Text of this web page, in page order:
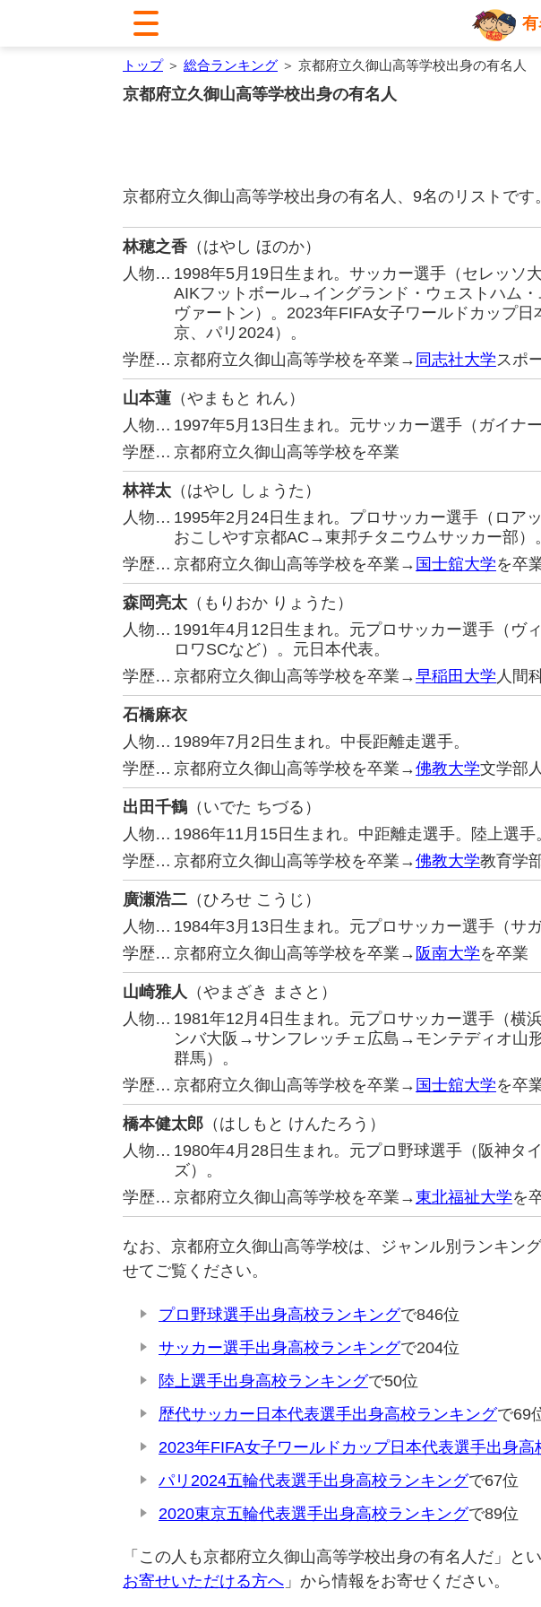
トップ＞ 総合ランキング ＞ 京都府立久御山高等学校出身の有名人
京都府立久御山高等学校出身の有名人
京都府立久御山高等学校出身の有名人、9名のリストです
林穂之香 （はやし ほのか）
人物… 1998年5月19日生まれ。サッカー選手（セレッソ
AIKフットボール→イングランド・ウェストハム
ヴァートン）。2023年FIFA女子ワールドカップ
京、パリ2024）。
学歴… 京都府立久御山高等学校を卒業→ 同志社大学スポ
山本蓮 （やまもと れん）
人物… 1997年5月13日生まれ。元サッカー選手（ガイナー
学歴… 京都府立久御山高等学校を卒業
林祥太 （はやし しょうた）
人物… 1995年2月24日生まれ。プロサッカー選手（ロ
おこしやす京都AC→東邦チタニウムサッカー部）。
学歴… 京都府立久御山高等学校を卒業→ 国士舘大学を卒
森岡亮太 （もりおか りょうた）
人物… 1991年4月12日生まれ。元プロサッカー選手（ヴ
ロワSCなど）。元日本代表。
学歴… 京都府立久御山高等学校を卒業→早稲田大学 人間
石橋麻衣
人物… 1989年7月2日生まれ。中長距離走選手。
学歴… 京都府立久御山高等学校を卒業→佛教大学文学部
出田千鶴 （いでた ちづる）
人物… 1986年11月15日生まれ。中距離走選手。陸上選手
学歴… 京都府立久御山高等学校を卒業→佛教大学教育学
廣瀬浩二 （ひろせ こうじ）
人物… 1984年3月13日生まれ。元プロサッカー選手（サ
学歴… 京都府立久御山高等学校を卒業→ 阪南大学を卒業
山崎雅人 （やまざき まさと）
人物… 1981年12月4日生まれ。元プロサッカー選手（
ンバ大阪→サンフレッチェ広島→モンテディオ山
群馬）。
学歴… 京都府立久御山高等学校を卒業→ 国士舘大学を卒
橋本健太郎 （はしもと けんたろう）
人物… 1980年4月28日生まれ。元プロ野球選手（阪神タ
ズ）。
学歴… 京都府立久御山高等学校を卒業→東北福祉大学を
なお、京都府立久御山高等学校は、ジャンル別ランキン
せてご覧ください。
プロ野球選手出身高校ランキングで846位
サッカー選手出身高校ランキングで204位
陸上選手出身高校ランキングで50位
歴代サッカー日本代表選手出身高校ランキングで69
2023年FIFA女子ワールドカップ日本代表選手出身高
パリ2024五輪代表選手出身高校ランキングで67位
2020東京五輪代表選手出身高校ランキングで89位
「この人も京都府立久御山高等学校出身の有名人だ」と
お寄せいただける方へ 」から情報をお寄せください。